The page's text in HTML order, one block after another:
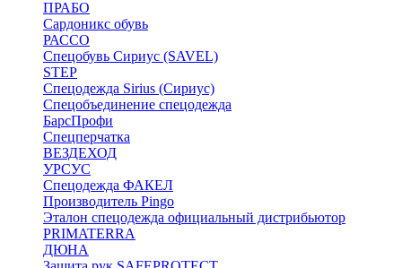
ПРАБО
Сардоникс обувь
РАССО
Спецобувь Сириус (SAVEL)
STEP
Спецодежда Sirius (Сириус)
Спецобъединение спецодежда
БарсПрофи
Спецперчатка
ВЕЗДЕХОД
УРСУС
Спецодежда ФАКЕЛ
Производитель Pingo
Эталон спецодежда официальный дистрибьютор
PRIMATERRA
ДЮНА